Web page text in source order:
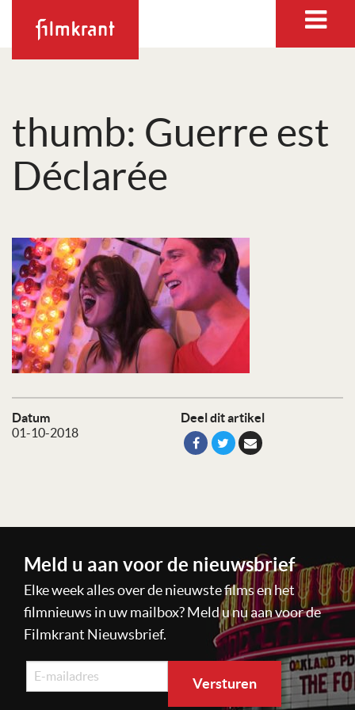
thumb: Guerre est
Déclarée
Datum
01-10-2018
Deel dit artikel
Meld u aan voor de nieuwsbrief
Elke week alles over de nieuwste films en het
filmnieuws in uw mailbox? Meld u nu aan voor de
Filmkrant Nieuwsbrief.